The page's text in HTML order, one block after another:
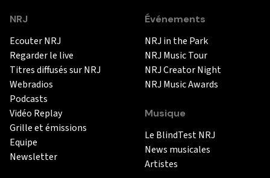
NRJ
Ecouter NRJ
Regarder le live
Titres diffusés sur NRJ
Webradios
Podcasts
Vidéo Replay
Grille et émissions
Equipe
Newsletter
Événements
NRJ in the Park
NRJ Music Tour
NRJ Creator Night
NRJ Music Awards
Musique
Le BlindTest NRJ
News musicales
Artistes